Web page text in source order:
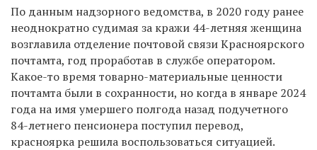
По данным надзорного ведомства, в 2020 году ранее
неоднократно судимая за кражи 44-летняя женщина
возглавила отделение почтовой связи Красноярского
почтамта, год проработав в службе оператором.
Какое-то время товарно-материальные ценности
почтамта были в сохранности, но когда в январе 2024
года на имя умершего полгода назад подучетного
84-летнего пенсионера поступил перевод,
красноярка решила воспользоваться ситуацией.